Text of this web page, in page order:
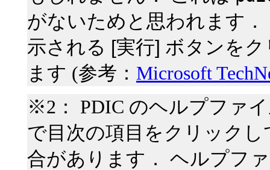
がないためと思われます．
示される
実行 ボタンを
ます (参考： Microsoft
※2： PDIC のヘルプファ
で目次の項目をクリック
合があります． ヘルプフ